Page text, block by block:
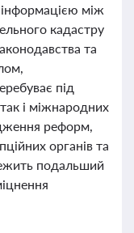
між
кадастру
та
під
і міжнародних
реформ,
органів та
подальший